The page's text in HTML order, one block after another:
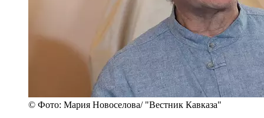
© Фото: Мария Новоселова/ "Вестник Кавказа"